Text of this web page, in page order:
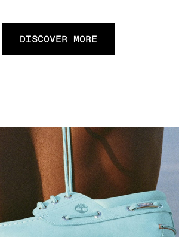
DISCOVER MORE